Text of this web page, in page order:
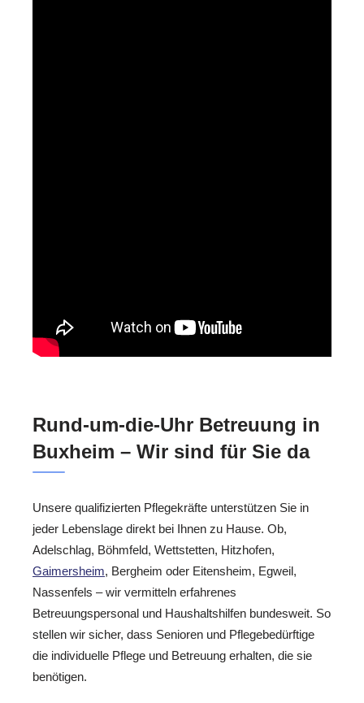
Rund-um-die-Uhr Betreuung in
Buxheim – Wir sind für Sie da
Unsere qualifizierten Pflegekräfte unterstützen Sie in
jeder Lebenslage direkt bei Ihnen zu Hause. Ob,
Adelschlag, Böhmfeld, Wettstetten, Hitzhofen,
Gaimersheim, Bergheim oder Eitensheim, Egweil,
Nassenfels – wir vermitteln erfahrenes
Betreuungspersonal und Haushaltshilfen bundesweit. So
stellen wir sicher, dass Senioren und Pflegebedürftige
die individuelle Pflege und Betreuung erhalten, die sie
benötigen.